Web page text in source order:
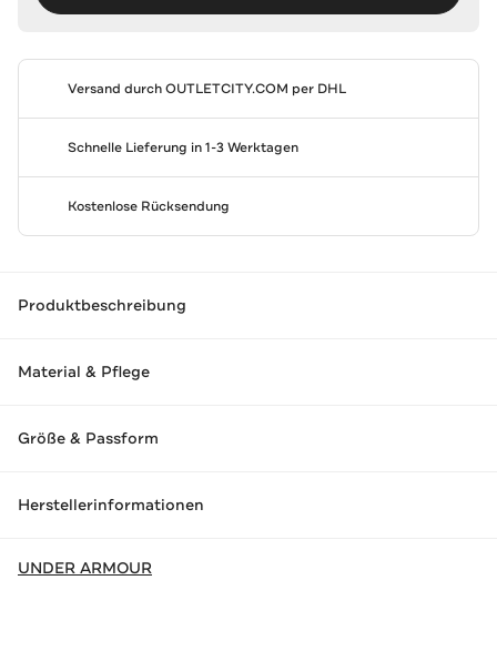
Versand durchOUTLETCITY.COM per DHL
Schnelle Lieferung in 1-3 Werktagen
Kostenlose Rücksendung
Produktbeschreibung
Material & Pflege
Größe & Passform
Herstellerinformationen
UNDER ARMOUR